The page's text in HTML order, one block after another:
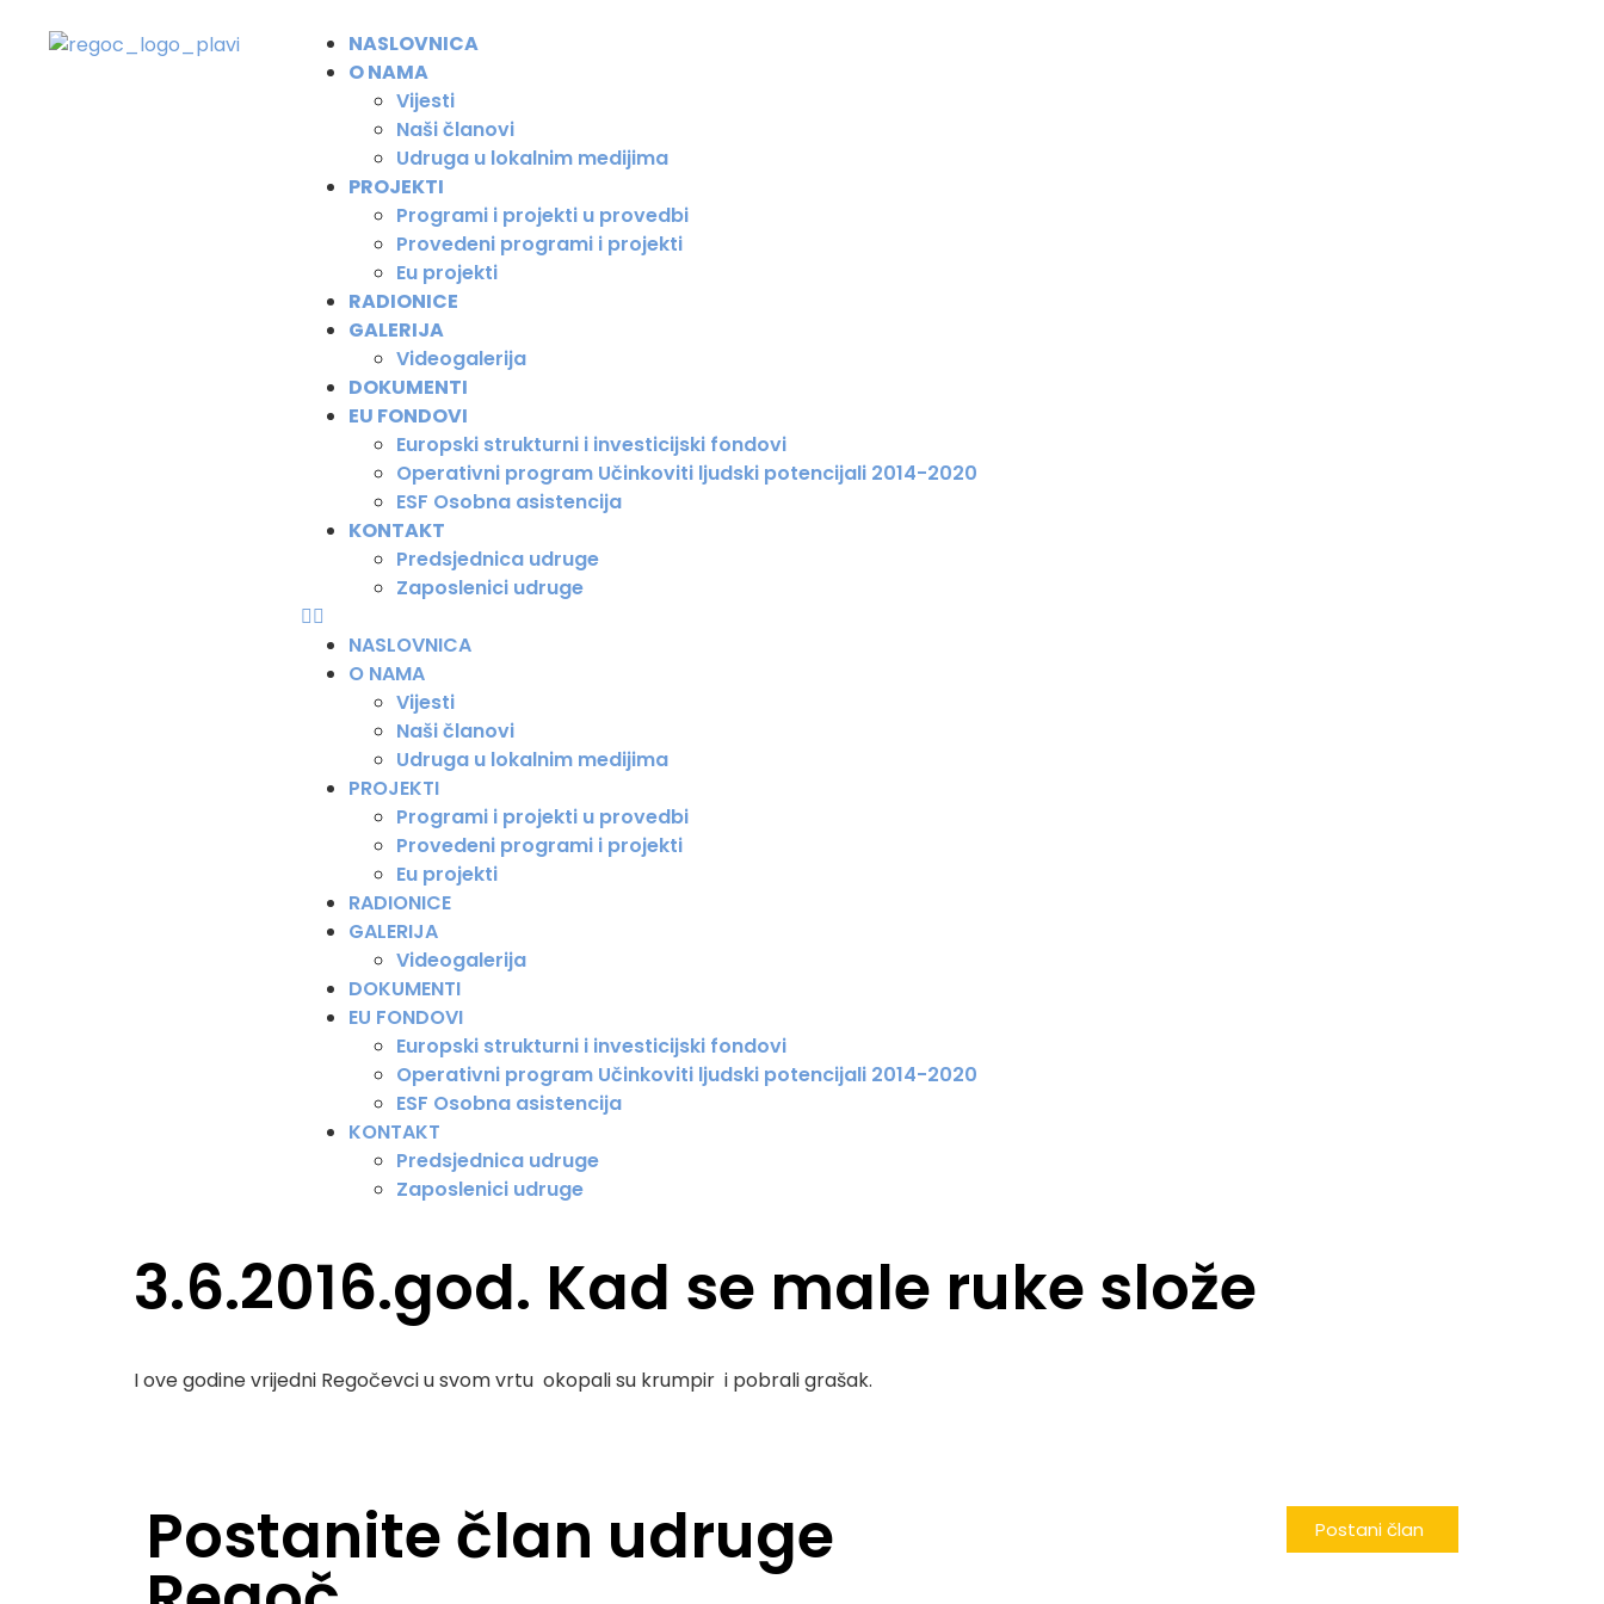
NASLOVNICA
O NAMA
Vijesti
Naši članovi
Udruga u lokalnim medijima
PROJEKTI
Programi i projekti u provedbi
Provedeni programi i projekti
Eu projekti
RADIONICE
GALERIJA
Videogalerija
DOKUMENTI
EU FONDOVI
Europski strukturni i investicijski fondovi
Operativni program Učinkoviti ljudski potencijali 2014-2020
ESF Osobna asistencija
KONTAKT
Predsjednica udruge
Zaposlenici udruge
NASLOVNICA
O NAMA
Vijesti
Naši članovi
Udruga u lokalnim medijima
PROJEKTI
Programi i projekti u provedbi
Provedeni programi i projekti
Eu projekti
RADIONICE
GALERIJA
Videogalerija
DOKUMENTI
EU FONDOVI
Europski strukturni i investicijski fondovi
Operativni program Učinkoviti ljudski potencijali 2014-2020
ESF Osobna asistencija
KONTAKT
Predsjednica udruge
Zaposlenici udruge
3.6.2016.god. Kad se male ruke slože
I ove godine vrijedni Regočevci u svom vrtu okopali su krumpir i pobrali grašak.
Postanite član udruge Postani član